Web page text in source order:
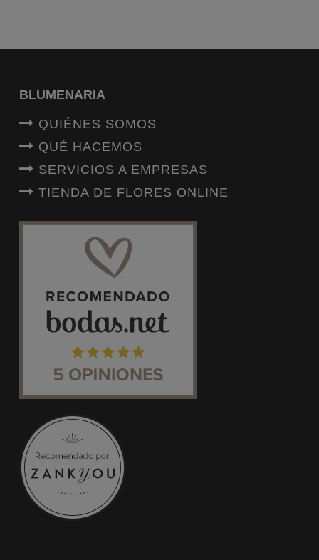
BLUMENARIA
QUIÉNES SOMOS
QUÉ HACEMOS
SERVICIOS A EMPRESAS
TIENDA DE FLORES ONLINE